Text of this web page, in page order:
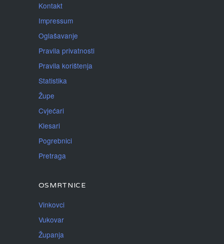
Kontakt
Impressum
Oglašavanje
Pravila privatnosti
Pravila korištenja
Statistika
Župe
Cvjećari
Klesari
Pogrebnici
Pretraga
OSMRTNICE
Vinkovci
Vukovar
Županja